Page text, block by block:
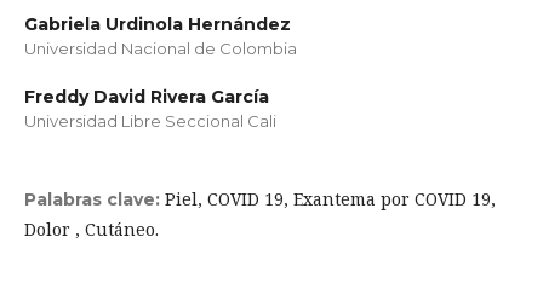
Gabriela Urdinola Hernández
Universidad Nacional de Colombia
Freddy David Rivera García
Universidad Libre Seccional Cali
Palabras clave: Piel, COVID 19, Exantema por COVID 19,
Dolor , Cutáneo.